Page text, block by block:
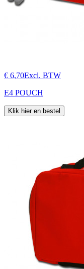
€ 6,70Excl. BTW
E4 POUCH
Klik hier en bestel